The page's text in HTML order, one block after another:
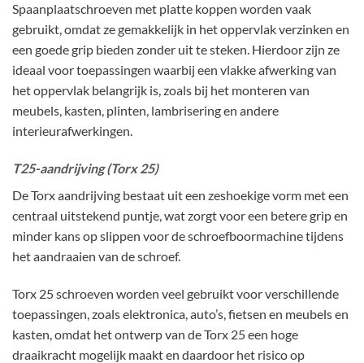
Spaanplaatschroeven met platte koppen worden vaak
gebruikt, omdat ze gemakkelijk in het oppervlak verzinken en
een goede grip bieden zonder uit te steken. Hierdoor zijn ze
ideaal voor toepassingen waarbij een vlakke afwerking van
het oppervlak belangrijk is, zoals bij het monteren van
meubels, kasten, plinten, lambrisering en andere
interieurafwerkingen.
T25-aandrijving (Torx 25)
De Torx aandrijving bestaat uit een zeshoekige vorm met een
centraal uitstekend puntje, wat zorgt voor een betere grip en
minder kans op slippen voor de schroefboormachine tijdens
het aandraaien van de schroef.
Torx 25 schroeven worden veel gebruikt voor verschillende
toepassingen, zoals elektronica, auto’s, fietsen en meubels en
kasten, omdat het ontwerp van de Torx 25 een hoge
draaikracht mogelijk maakt en daardoor het risico op